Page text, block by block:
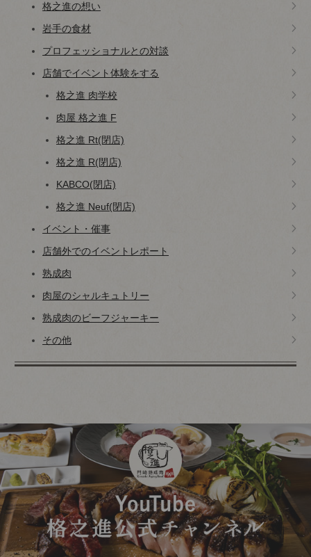
格之進の想い
岩手の食材
プロフェッショナルとの対談
店舗でイベント体験をする
格之進 肉学校
肉屋 格之進 F
格之進 Rt(閉店)
格之進 R(閉店)
KABCO(閉店)
格之進 Neuf(閉店)
イベント・催事
店舗外でのイベントレポート
熟成肉
肉屋のシャルキュトリー
熟成肉のビーフジャーキー
その他